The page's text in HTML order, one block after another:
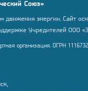
Союз»
движения энергии. Сайт
Учредителей ООО
организация. ОГРН